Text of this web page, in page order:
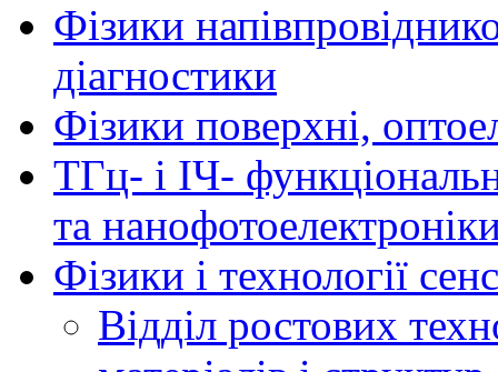
Фізики
діагностики
Фізики поверхні,
ТГц- і ІЧ-
та
Фізики і технології
Відділ ростових